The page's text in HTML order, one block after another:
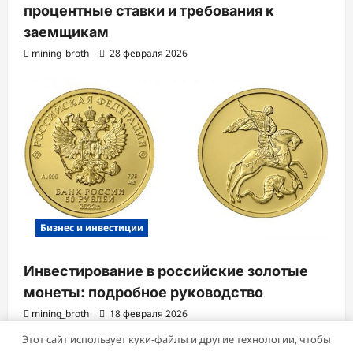
процентные ставки и требования к
заемщикам
mining_broth 28 февраля 2026
Бизнес и инвестиции
Инвестирование в российские золотые
монеты: подробное руководство
mining_broth 18 февраля 2026
Этот сайт использует куки-файлы и другие технологии, чтобы